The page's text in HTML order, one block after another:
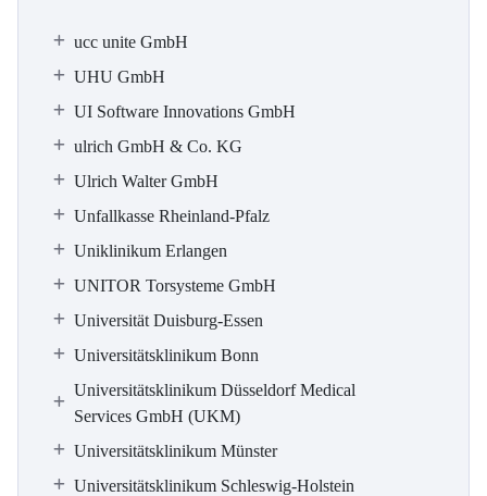
ucc unite GmbH
UHU GmbH
UI Software Innovations GmbH
ulrich GmbH & Co. KG
Ulrich Walter GmbH
Unfallkasse Rheinland-Pfalz
Uniklinikum Erlangen
UNITOR Torsysteme GmbH
Universität Duisburg-Essen
Universitätsklinikum Bonn
Universitätsklinikum Düsseldorf Medical
Services GmbH (UKM)
Universitätsklinikum Münster
Universitätsklinikum Schleswig-Holstein